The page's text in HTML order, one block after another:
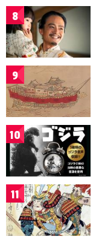
8
9
10
11